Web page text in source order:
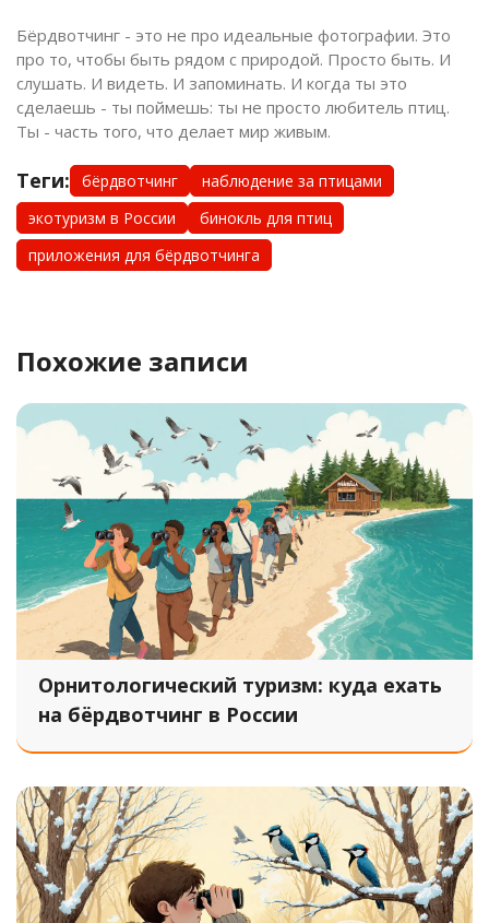
Бёрдвотчинг - это не про идеальные фотографии. Это
про то, чтобы быть рядом с природой. Просто быть. И
слушать. И видеть. И запоминать. И когда ты это
сделаешь - ты поймешь: ты не просто любитель птиц.
Ты - часть того, что делает мир живым.
Теги: бёрдвотчинг
наблюдение за птицами
экотуризм в России
бинокль для птиц
приложения для бёрдвотчинга
Похожие записи
Орнитологический туризм: куда ехать
на бёрдвотчинг в России